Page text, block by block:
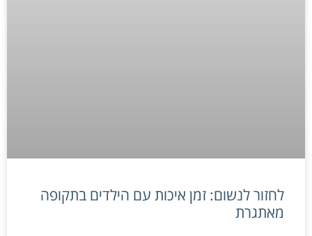
לחזור לנשום: זמן איכות עם הילדים בתקופה
מאתגרת